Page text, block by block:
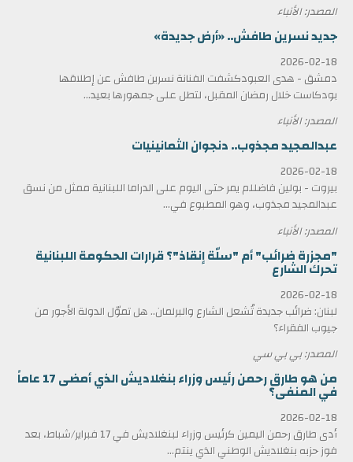
المصدر: الأنباء
جديد نسرين طافش.. «أرض جديدة»
2026-02-18
دمشق - هدى العبودكشفت الفنانة نسرين طافش عن إطلاقها
بودكاست خلال رمضان المقبل، لتطل على جمهورها بعيد...
المصدر: الأنباء
عبدالمجيد مجذوب.. دنجوان الثمانينيات
2026-02-18
بيروت - بولين فاضللم يمر حتى اليوم على الدراما اللبنانية ممثل من نسق
عبدالمجيد مجذوب، وهو المطبوع في...
المصدر: الأنباء
"مجزرة ضرائب" أم "سلّة إنقاذ"؟ قرارات الحكومة اللبنانية
تحرك الشارع
2026-02-18
لبنان: ضرائب جديدة تُشعل الشارع والبرلمان.. هل تموّل الدولة الأجور من
جيوب الفقراء؟
المصدر: بي بي سي
من هو طارق رحمن رئيس وزراء بنغلاديش الذي أمضى 17 عاماً
في المنفى؟
2026-02-18
أدى طارق رحمن اليمين كرئيس وزراء لبنغلاديش في 17 فبراير/شباط، بعد
فوز حزبه بنغلاديش الوطني الذي ينتم...